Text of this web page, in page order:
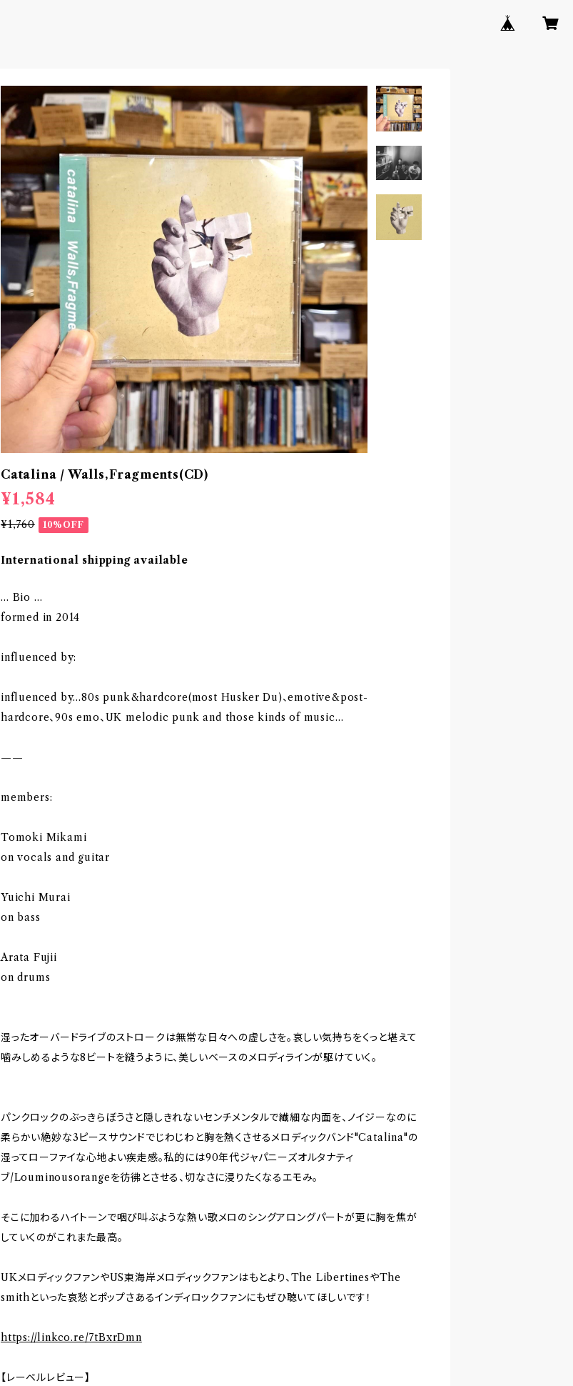
Catalina / Walls,Fragments(CD)
¥1,584
¥1,760 10%OFF
International shipping available
… Bio …
formed in 2014
influenced by:
influenced by…80s punk&hardcore(most Husker Du)、emotive&post-
hardcore、90s emo、UK melodic punk and those kinds of music…
——
members:
Tomoki Mikami
on vocals and guitar
Yuichi Murai
on bass
Arata Fujii
on drums
湿ったオーバードライブのストロークは無常な日々への虚しさを。哀しい気持ちをくっと堪えて
噛みしめるような8ビートを縫うように、美しいベースのメロディラインが駆けていく。
パンクロックのぶっきらぼうさと隠しきれないセンチメンタルで繊細な内面を、ノイジーなのに
柔らかい絶妙な3ピースサウンドでじわじわと胸を熱くさせるメロディックバンド"Catalina"の
湿ってローファイな心地よい疾走感。私的には90年代ジャパニーズオルタナティ
ブ/Louminousorangeを彷彿とさせる、切なさに浸りたくなるエモみ。
そこに加わるハイトーンで咽び叫ぶような熱い歌メロのシングアロングパートが更に胸を焦が
していくのがこれまた最高。
UKメロディックファンやUS東海岸メロディックファンはもとより、The LibertinesやThe
smithといった哀愁とポップさあるインディロックファンにもぜひ聴いてほしいです！
https://linkco.re/7tBxrDmn
【レーベルレビュー】